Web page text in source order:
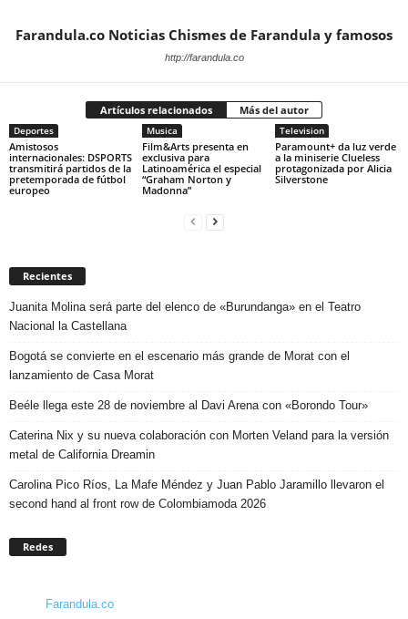
Farandula.co Noticias Chismes de Farandula y famosos
http://farandula.co
Artículos relacionados Más del autor
Deportes
Amistosos
internacionales: DSPORTS
transmitirá partidos de la
pretemporada de fútbol
europeo
Musica
Film&Arts presenta en
exclusiva para
Latinoamérica el especial
“Graham Norton y
Madonna”
Television
Paramount+ da luz verde
a la miniserie Clueless
protagonizada por Alicia
Silverstone
Recientes
Juanita Molina será parte del elenco de «Burundanga» en el Teatro
Nacional la Castellana
Bogotá se convierte en el escenario más grande de Morat con el
lanzamiento de Casa Morat
Beéle llega este 28 de noviembre al Davi Arena con «Borondo Tour»
Caterina Nix y su nueva colaboración con Morten Veland para la versión
metal de California Dreamin
Carolina Pico Ríos, La Mafe Méndez y Juan Pablo Jaramillo llevaron el
second hand al front row de Colombiamoda 2026
Redes
Farandula.co